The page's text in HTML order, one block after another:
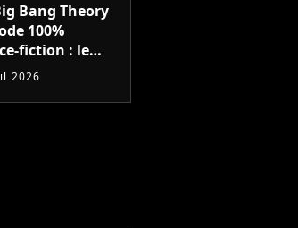
Bang Theory
100%
fiction : le
spin-off va
avec des
2026